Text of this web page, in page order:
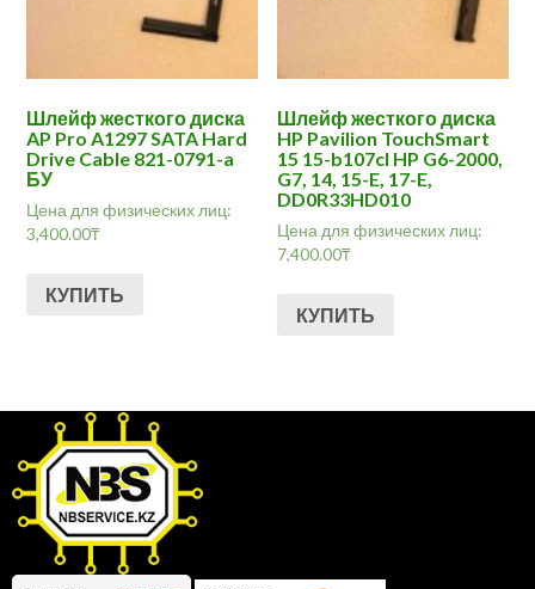
Шлейф жесткого диска
AP Pro A1297 SATA Hard
Drive Cable 821-0791-a
БУ
Цена для физических лиц:
3,400.00₸
КУПИТЬ
Шлейф жесткого диска
HP Pavilion TouchSmart
15 15-b107cl HP G6-2000,
G7, 14, 15-E, 17-E,
DD0R33HD010
Цена для физических лиц:
7,400.00₸
КУПИТЬ